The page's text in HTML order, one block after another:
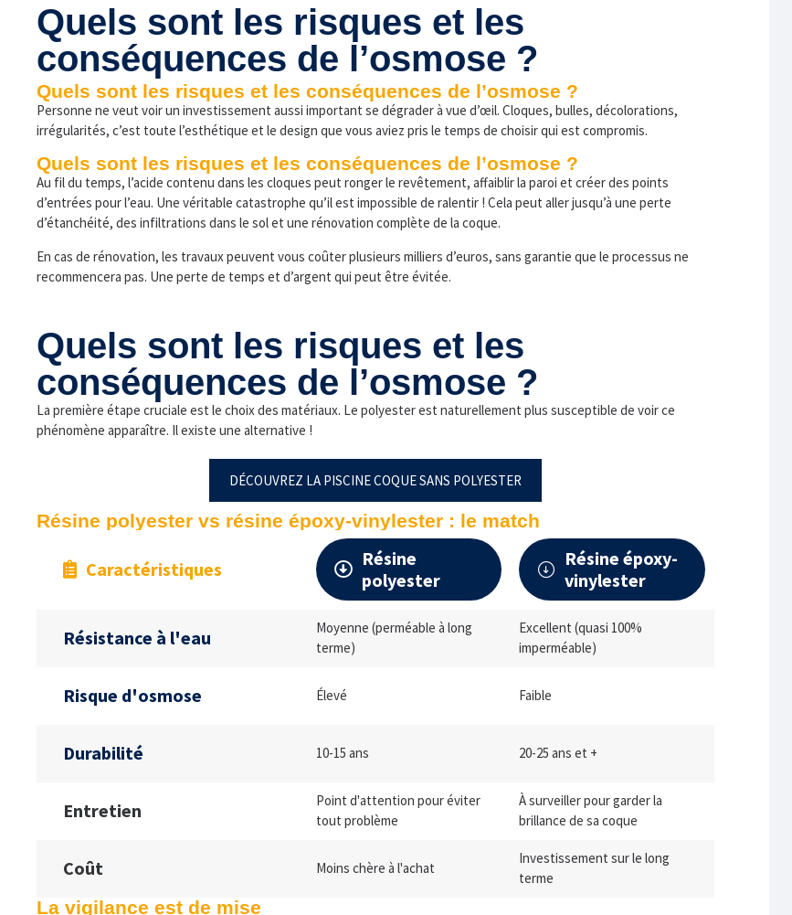
Quels sont les risques et les
conséquences de l’osmose ?
Quels sont les risques et les conséquences de l’osmose ?
Personne ne veut voir un investissement aussi important se dégrader à vue d’œil. Cloques, bulles, décolorations,
irrégularités, c’est toute l’esthétique et le design que vous aviez pris le temps de choisir qui est compromis.
Quels sont les risques et les conséquences de l’osmose ?
Au fil du temps, l’acide contenu dans les cloques peut ronger le revêtement, affaiblir la paroi et créer des points
d’entrées pour l’eau. Une véritable catastrophe qu’il est impossible de ralentir ! Cela peut aller jusqu’à une perte
d’étanchéité, des infiltrations dans le sol et une rénovation complète de la coque.
En cas de rénovation, les travaux peuvent vous coûter plusieurs milliers d’euros, sans garantie que le processus ne
recommencera pas. Une perte de temps et d’argent qui peut être évitée.
Quels sont les risques et les
conséquences de l’osmose ?
La première étape cruciale est le choix des matériaux. Le polyester est naturellement plus susceptible de voir ce
phénomène apparaître. Il existe une alternative !
DÉCOUVREZ LA PISCINE COQUE SANS POLYESTER
Résine polyester vs résine époxy-vinylester : le match
Caractéristiques
Résine
polyester
Résine époxy-
vinylester
Résistance à l'eau
Moyenne (perméable à long
terme)
Excellent (quasi 100%
imperméable)
Risque d'osmose Élevé Faible
Durabilité 10-15 ans 20-25 ans et +
Entretien
Point d'attention pour éviter
tout problème
À surveiller pour garder la
brillance de sa coque
Coût Moins chère à l'achat
Investissement sur le long
terme
La vigilance est de mise